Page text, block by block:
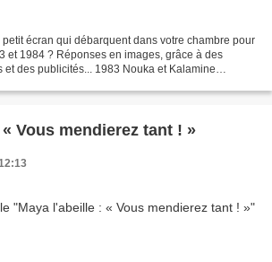
écran qui débarquent dans votre chambre pour
et 1984 ? Réponses en images, grâce à des
des publicités... 1983 Nouka et Kalamine
Vous mendierez tant ! »